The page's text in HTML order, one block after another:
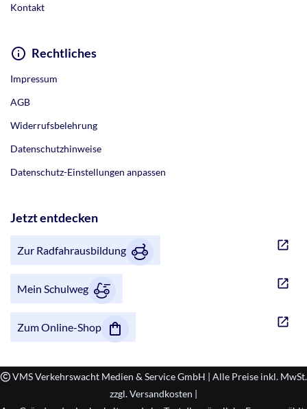
Kontakt
Rechtliches
Impressum
AGB
Widerrufsbelehrung
Datenschutzhinweise
Datenschutz-Einstellungen anpassen
Jetzt entdecken
Zur Radfahrausbildung
Mein Schulweg
Zum Online-Shop
VMS Verkehrswacht Medien & Service GmbH | Alle Preise inkl. MwSt.
zzgl. Versandkosten |